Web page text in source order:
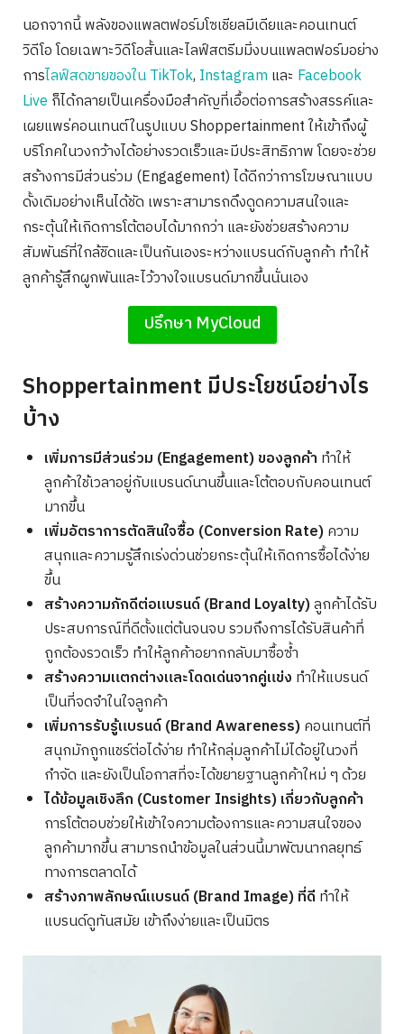
นอกจากนี้ พลังของแพลตฟอร์มโซเชียลมีเดียและคอนเทนต์
วิดีโอ โดยเฉพาะวิดีโอสั้นและไลฟ์สตรีมมิ่งบนแพลตฟอร์มอย่าง
การไลฟ์สดขายของใน TikTok, Instagramและ Facebook
Live ก็ได้กลายเป็นเครื่องมือสำคัญที่เอื้อต่อการสร้างสรรค์และ
เผยแพร่คอนเทนต์ในรูปแบบ Shoppertainment ให้เข้าถึงผู้
บริโภคในวงกว้างได้อย่างรวดเร็วและมีประสิทธิภาพ โดยจะช่วย
สร้างการมีส่วนร่วม (Engagement) ได้ดีกว่าการโฆษณาแบบ
ดั้งเดิมอย่างเห็นได้ชัด เพราะสามารถดึงดูดความสนใจและ
กระตุ้นให้เกิดการโต้ตอบได้มากกว่า และยังช่วยสร้างความ
สัมพันธ์ที่ใกล้ชิดและเป็นกันเองระหว่างแบรนด์กับลูกค้า ทำให้
ลูกค้ารู้สึกผูกพันและไว้วางใจแบรนด์มากขึ้นนั่นเอง
ปรึกษา MyCloud
Shoppertainment มีประโยชน์อย่างไร
บ้าง
เพิ่มการมีส่วนร่วม (Engagement) ของลูกค้า ทำให้
ลูกค้าใช้เวลาอยู่กับแบรนด์นานขึ้นและโต้ตอบกับคอนเทนต์
มากขึ้น
เพิ่มอัตราการตัดสินใจซื้อ (Conversion Rate)ความ
สนุกและความรู้สึกเร่งด่วนช่วยกระตุ้นให้เกิดการซื้อได้ง่าย
ขึ้น
สร้างความภักดีต่อแบรนด์ (Brand Loyalty)ลูกค้าได้รับ
ประสบการณ์ที่ดีตั้งแต่ต้นจนจบ รวมถึงการได้รับสินค้าที่
ถูกต้องรวดเร็ว ทำให้ลูกค้าอยากกลับมาซื้อซ้ำ
สร้างความแตกต่างและโดดเด่นจากคู่แข่ง ทำให้แบรนด์
เป็นที่จดจำในใจลูกค้า
เพิ่มการรับรู้แบรนด์ (Brand Awareness)คอนเทนต์ที่
สนุกมักถูกแชร์ต่อได้ง่าย ทำให้กลุ่มลูกค้าไม่ได้อยู่ในวงที่
กำจัด และยังเป็นโอกาสที่จะได้ขยายฐานลูกค้าใหม่ ๆ ด้วย
ได้ข้อมูลเชิงลึก (Customer Insights) เกี่ยวกับลูกค้า
การโต้ตอบช่วยให้เข้าใจความต้องการและความสนใจของ
ลูกค้ามากขึ้น สามารถนำข้อมูลในส่วนนี้มาพัฒนากลยุทธ์
ทางการตลาดได้
สร้างภาพลักษณ์แบรนด์ (Brand Image) ที่ดี ทำให้
แบรนด์ดูทันสมัย เข้าถึงง่ายและเป็นมิตร